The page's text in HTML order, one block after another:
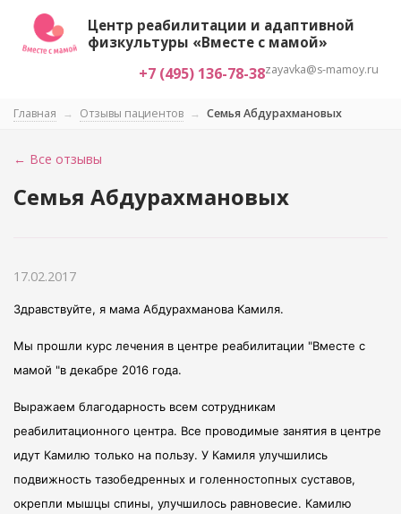
Центр реабилитации и адаптивной
физкультуры «Вместе с мамой»
+7 (495) 136-78-38zayavka@s-mamoy.ru
Главная → Отзывы пациентов → Семья Абдурахмановых
← Все отзывы
Семья Абдурахмановых
17.02.2017
Здравствуйте, я мама Абдурахманова Камиля.
Мы прошли курс лечения в центре реабилитации "Вместе с
мамой "в декабре 2016 года.
Выражаем благодарность всем сотрудникам
реабилитационного центра. Все проводимые занятия в центре
идут Камилю только на пользу. У Камиля улучшились
подвижность тазобедренных и голенностопных суставов,
окрепли мышцы спины, улучшилось равновесие. Камилю